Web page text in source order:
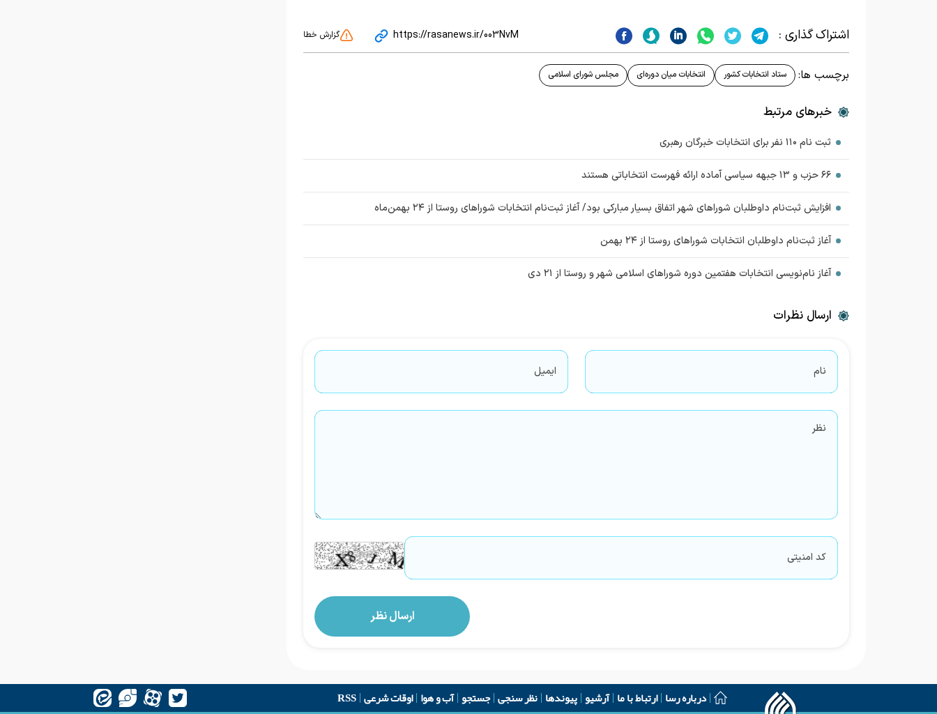
اشتراک گذاری : https://rasanews.ir/003NvM گزارش خطا
برچسب ها: ستاد انتخابات کشور انتخابات میان دوره‌ای مجلس شورای اسلامی
خبرهای مرتبط
ثبت نام ۱۱۰ نفر برای انتخابات خبرگان رهبری ‌
۶۶ حزب و ۱۳ جبهه سیاسی آماده ارائه فهرست انتخاباتی هستند
افزایش ثبت‌نام داوطلبان شوراهای شهر اتفاق بسیار مبارکی بود/ آغاز ثبت‌نام انتخابات شوراهای روستا از ۲۴ بهمن‌ماه
آغاز ثبت‌نام داوطلبان انتخابات شوراهای روستا از ۲۴ بهمن
آغاز نام‌نویسی انتخابات هفتمین دوره شوراهای اسلامی شهر و روستا از ۲۱ دی
ارسال نظرات
درباره رسا ارتباط با ما آرشیو پیوندها نظر سنجی جستجو آب و هوا اوقات شرعی RSS